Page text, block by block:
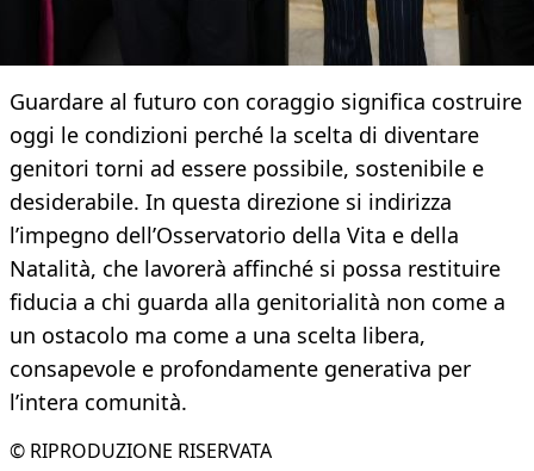
Guardare al futuro con coraggio significa costruire
oggi le condizioni perché la scelta di diventare
genitori torni ad essere possibile, sostenibile e
desiderabile. In questa direzione si indirizza
l’impegno dell’Osservatorio della Vita e della
Natalità, che lavorerà affinché si possa restituire
fiducia a chi guarda alla genitorialità non come a
un ostacolo ma come a una scelta libera,
consapevole e profondamente generativa per
l’intera comunità.
© RIPRODUZIONE RISERVATA